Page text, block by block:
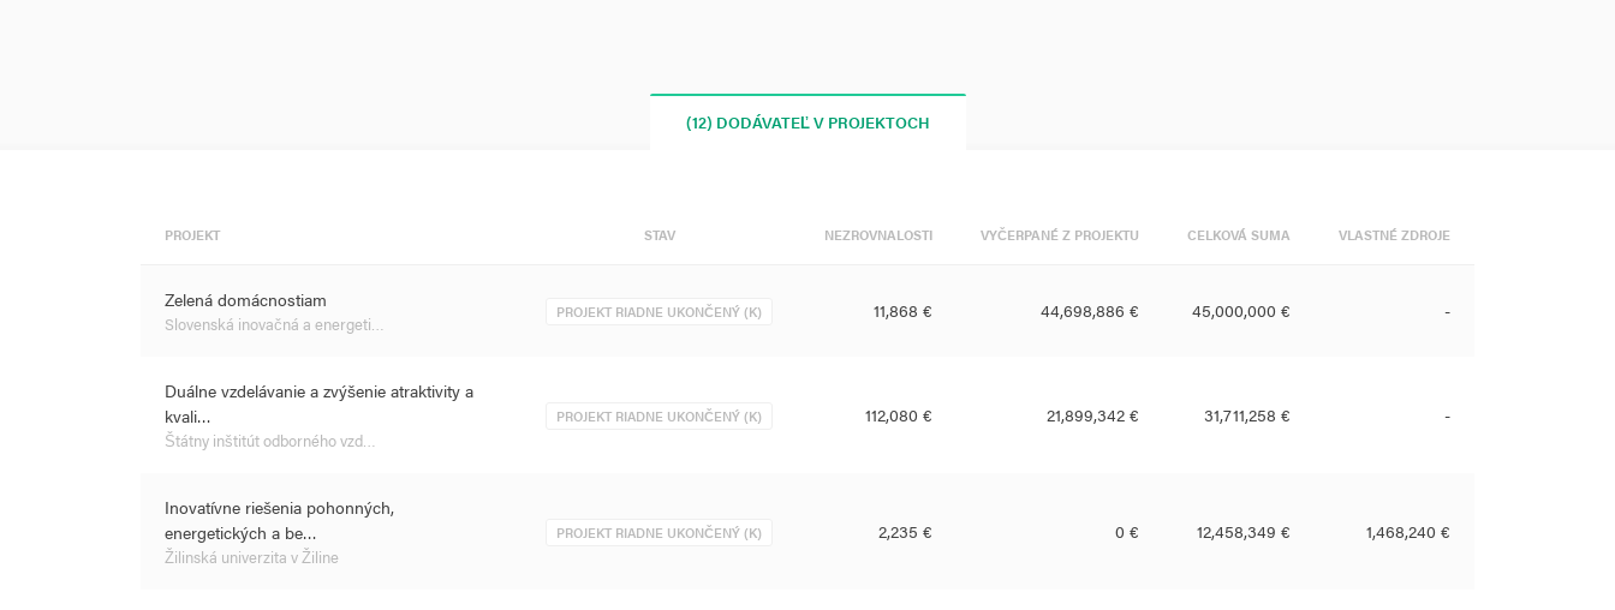
(12) DODÁVATEĽ V PROJEKTOCH
PROJEKT STAV NEZROVNALOSTI VYČERPANÉ Z PROJEKTU CELKOVÁ SUMA VLASTNÉ ZDROJE
Zelená domácnostiam
Slovenská inovačná a energeti…
PROJEKT RIADNE UKONČENÝ (K) 11,868 € 44,698,886 € 45,000,000 € -
Duálne vzdelávanie a zvýšenie atraktivity a
kvali…
Štátny inštitút odborného vzd…
PROJEKT RIADNE UKONČENÝ (K) 112,080 € 21,899,342 € 31,711,258 € -
Inovatívne riešenia pohonných,
energetických a be…
Žilinská univerzita v Žiline
PROJEKT RIADNE UKONČENÝ (K) 2,235 € 0 € 12,458,349 € 1,468,240 €